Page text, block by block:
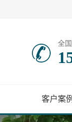
全
客户案例